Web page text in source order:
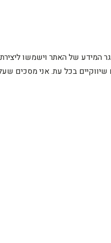
של האתר וישמשו
בכל עת. אני מסכים